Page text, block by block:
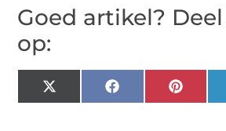
Goed artikel?
op:
X
(Twitter)
Facebook